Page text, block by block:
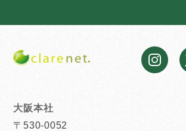
大阪本社
〒530-0052